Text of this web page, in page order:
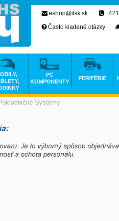
Systémy
eshop@itsk.sk
Často kladené otázky
PC
KOMPONENTY
PERIFÉRIE